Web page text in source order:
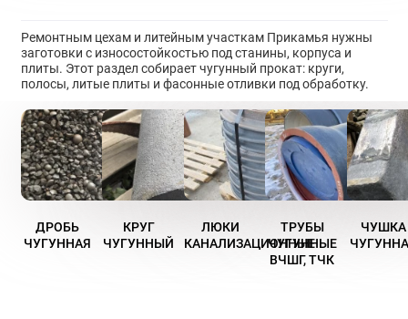
Ремонтным цехам и литейным участкам Прикамья нужны
заготовки с износостойкостью под станины, корпуса и
плиты. Этот раздел собирает чугунный прокат: круги,
полосы, литые плиты и фасонные отливки под обработку.
ДРОБЬ
ЧУГУННАЯ
КРУГ
ЧУГУННЫЙ
ЛЮКИ
КАНАЛИЗАЦИОННЫЕ
ТРУБЫ
ЧУГУННЫЕ
ВЧШГ, ТЧК
ЧУШКА